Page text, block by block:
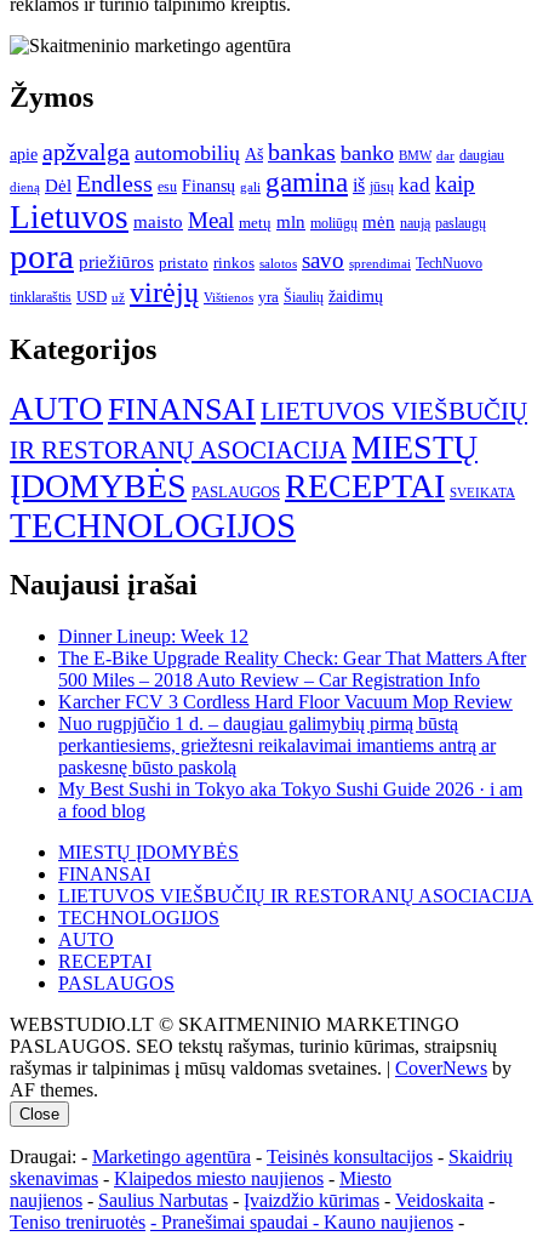
reklamos ir turinio talpinimo kreiptis.
Žymos
apie apžvalga automobilių Aš bankas banko BMW dar daugiau
dieną Dėl Endless esu Finansų gali gamina iš jūsų kad kaip
Lietuvos maisto Meal metų mln moliūgų mėn naują paslaugų
pora priežiūros pristato rinkos salotos savo sprendimai TechNuovo
tinklaraštis USD už virėjų Vištienos yra Šiaulių žaidimų
Kategorijos
AUTOFINANSAI LIETUVOS VIEŠBUČIŲ
IR RESTORANŲ ASOCIACIJA MIESTŲ
ĮDOMYBĖS PASLAUGOS RECEPTAI SVEIKATA
TECHNOLOGIJOS
Naujausi įrašai
Dinner Lineup: Week 12
The E-Bike Upgrade Reality Check: Gear That Matters After
500 Miles – 2018 Auto Review – Car Registration Info
Karcher FCV 3 Cordless Hard Floor Vacuum Mop Review
Nuo rugpjūčio 1 d. – daugiau galimybių pirmą būstą
perkantiesiems, griežtesni reikalavimai imantiems antrą ar
paskesnę būsto paskolą
My Best Sushi in Tokyo aka Tokyo Sushi Guide 2026 · i am
a food blog
MIESTŲ ĮDOMYBĖS
FINANSAI
LIETUVOS VIEŠBUČIŲ IR RESTORANŲ ASOCIACIJA
TECHNOLOGIJOS
AUTO
RECEPTAI
PASLAUGOS
WEBSTUDIO.LT © SKAITMENINIO MARKETINGO
PASLAUGOS. SEO tekstų rašymas, turinio kūrimas, straipsnių
rašymas ir talpinimas į mūsų valdomas svetaines. | CoverNews by
AF themes.
Close
Draugai: - Marketingo agentūra - Teisinės konsultacijos - Skaidrių
skenavimas - Klaipedos miesto naujienos - Miesto
naujienos - Saulius Narbutas - Įvaizdžio kūrimas - Veidoskaita -
Teniso treniruotės - Pranešimai spaudai - Kauno naujienos -